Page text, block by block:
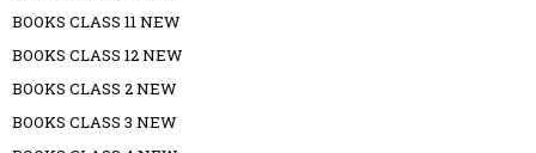
BOOKS CLASS 11 NEW
BOOKS CLASS 12 NEW
BOOKS CLASS 2 NEW
BOOKS CLASS 3 NEW